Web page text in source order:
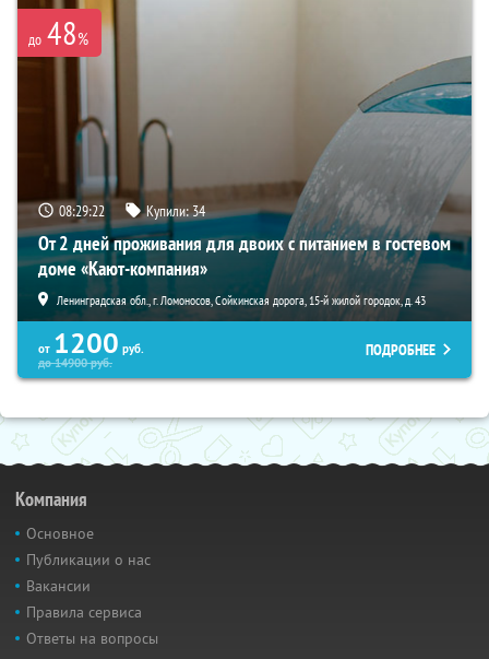
до 48%
08:29:20 Купили:34
От 2 дней проживания для двоих с питанием в гостевом
доме «Кают-компания»
Ленинградская обл., г. Ломоносов, Сойкинская дорога, 15-й жилой городок, д. 43
от 1200 руб.
до14900руб.
ПОДРОБНЕЕ
Компания
Основное
Публикации о нас
Вакансии
Правила сервиса
Ответы на вопросы